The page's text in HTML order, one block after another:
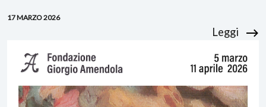
17 MARZO 2026
Leggi